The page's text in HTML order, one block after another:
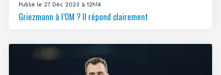
Publié le 27 Déc 2023 à 12h14
Griezmann à l’OM ? Il répond clairement